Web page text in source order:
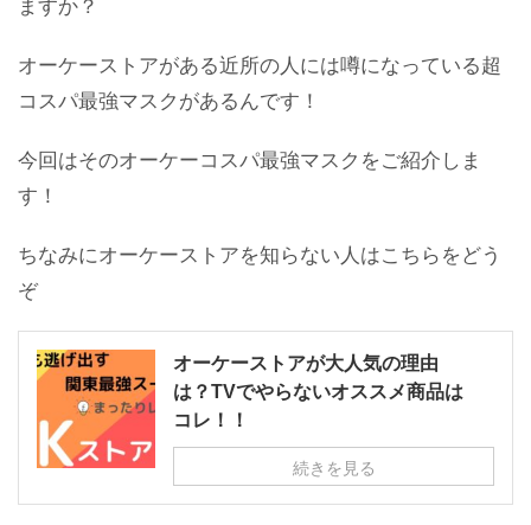
オーケーストアがある近所の人には噂になっている超
コスパ最強マスクがあるんです！
今回はそのオーケーコスパ最強マスクをご紹介しま
す！
ちなみにオーケーストアを知らない人はこちらをどう
ぞ
オーケーストアが大人気の理由
は？TVでやらないオススメ商品は
コレ！！
続きを見る